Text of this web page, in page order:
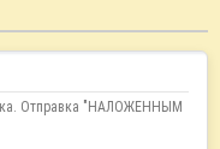
Отправка "НАЛОЖЕННЫМ